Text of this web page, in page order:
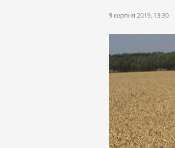
9 серпня 2019, 13:30